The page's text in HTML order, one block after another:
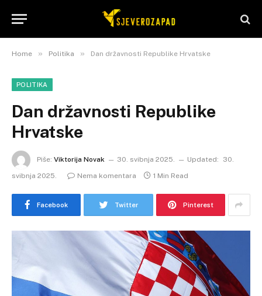
Home » Politika » Dan državnosti Republike Hrvatske
POLITIKA
Dan državnosti Republike
Hrvatske
Piše: Viktorija Novak 30. svibnja 2025. Updated:
30.
svibnja 2025.
Nema komentara 1 Min Read
Facebook Twitter Pinterest